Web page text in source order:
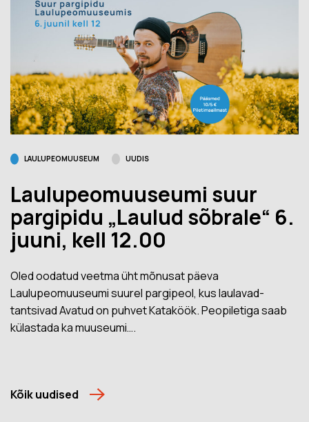
LAULUPEOMUUSEUM UUDIS
Laulupeomuuseumi suur
pargipidu „Laulud sõbrale“ 6.
juuni, kell 12.00
Oled oodatud veetma üht mõnusat päeva
Laulupeomuuseumi suurel pargipeol, kus laulavad-
tantsivad Avatud on puhvet Kataköök. Peopiletiga saab
külastada ka muuseumi….
Kõik uudised